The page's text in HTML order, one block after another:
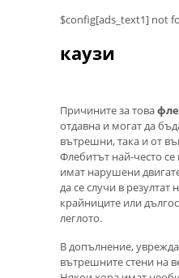
$config[ads_text1] not
каузи
Причините за това
отдавна и могат да
вътрешни, така и от
Флебитът най-често се
имат нарушени
да се случи в резултат
крайниците или
леглото.
В допълнение,
вътрешните стени на